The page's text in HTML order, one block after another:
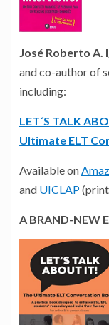
José Roberto A.
and co-author of
including:
LET´S TALK
Ultimate ELT
Available on
and UICLAP
A BRAND-NEW